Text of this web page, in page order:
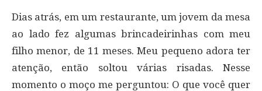
Dias atrás, em um restaurante, um jovem da mesa
ao lado fez algumas brincadeirinhas com meu
filho menor, de 11 meses. Meu pequeno adora ter
atenção, então soltou várias risadas. Nesse
momento o moço me perguntou: O que você quer